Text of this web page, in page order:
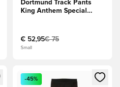
Dortmund Track Pants
King Anthem Special
€ 52,95€ 75
Small
loggen of je aan te melden als
Opent een venster om in te
-45%